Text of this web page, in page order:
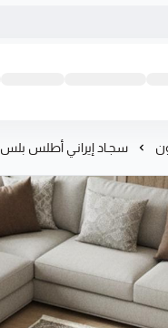
سجاد في المملكة
سجـاد إيرانـي أطلس بلس